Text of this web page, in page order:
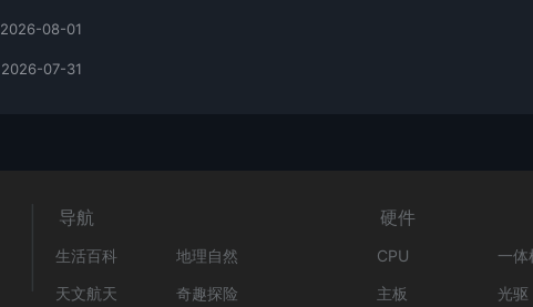
2026-08-01
2026-07-31
导航
生活百科
地理自然
天文航天
奇趣探险
硬件
CPU
一体
主板
光驱